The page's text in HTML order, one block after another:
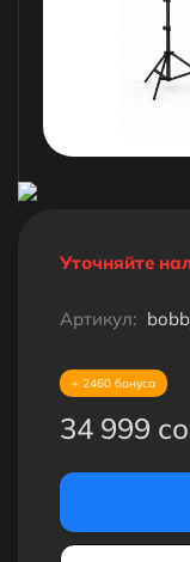
Уточняйте
Артикул:
+ 2460 бонуса
34 999